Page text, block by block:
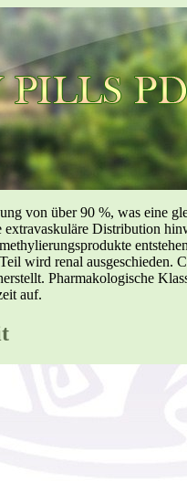
von über 90 %, was eine
Distribution
wird renal
Pharmakologische
auf.